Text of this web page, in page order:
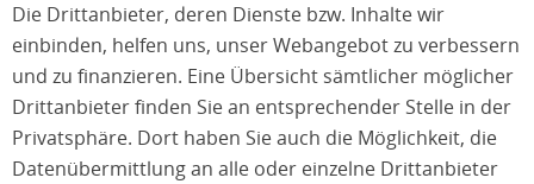
Die Drittanbieter, deren Dienste bzw. Inhalte wir
einbinden, helfen uns, unser Webangebot zu verbessern
und zu finanzieren. Eine Übersicht sämtlicher möglicher
Drittanbieter finden Sie an entsprechender Stelle in der
Privatsphäre. Dort haben Sie auch die Möglichkeit, die
Datenübermittlung an alle oder einzelne Drittanbieter